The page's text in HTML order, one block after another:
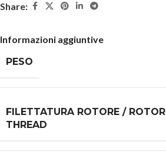
Share:
Informazioni aggiuntive
PESO
FILETTATURA ROTORE / ROTOR
THREAD